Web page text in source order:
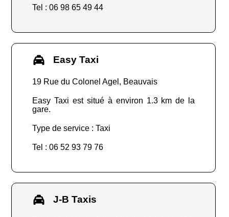
Tel : 06 98 65 49 44
Easy Taxi
19 Rue du Colonel Agel, Beauvais
Easy Taxi est situé à environ 1.3 km de la
gare.
Type de service : Taxi
Tel : 06 52 93 79 76
J-B Taxis